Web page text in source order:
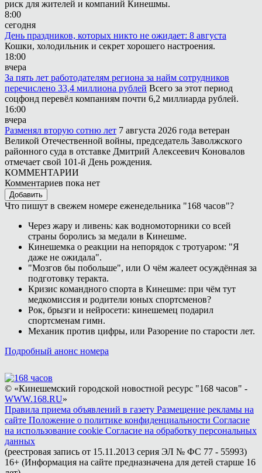
риск для жителей и компаний Кинешмы.
8:00
сегодня
День праздников, которых никто не ожидает: 8 августа
Кошки, холодильник и секрет хорошего настроения.
18:00
вчера
За пять лет работодателям региона за найм сотрудников
перечислено 33,4 миллиона рублей Всего за этот период
соцфонд перевёл компаниям почти 6,2 миллиарда рублей.
16:00
вчера
Разменял вторую сотню лет 7 августа 2026 года ветеран
Великой Отечественной войны, председатель Заволжского
районного суда в отставке Дмитрий Алексеевич Коновалов
отмечает свой 101-й День рождения.
КОММЕНТАРИИ
Комментариев пока нет
Добавить
Что пишут в свежем номере еженедельника "168 часов"?
Через жару и ливень: как водномоторники со всей
страны боролись за медали в Кинешме.
Кинешемка о реакции на непорядок с тротуаром: "Я
даже не ожидала".
"Мозгов бы побольше", или О чём жалеет осуждённая за
подготовку теракта.
Кризис командного спорта в Кинешме: при чём тут
медкомиссия и родители юных спортсменов?
Рок, брызги и нейросети: кинешемец подарил
спортсменам гимн.
Механик против цифры, или Разорение по старости лет.
Подробный анонс номера
© «Кинешемский городской новостной ресурс "168 часов" -
WWW.168.RU»
Правила приема объявлений в газету Размещение рекламы на
сайте Положение о политике конфиденциальности Согласие
на использование cookie Согласие на обработку персональных
данных
(реестровая запись от 15.11.2013 серия ЭЛ № ФС 77 - 55993)
16+ (Информация на сайте предназначена для детей старше 16